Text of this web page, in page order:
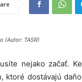
(Autor: TASR)
nejako začať.
ktoré dostávajú